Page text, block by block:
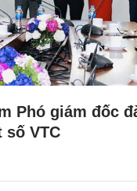
Phó giám đốc
số VTC